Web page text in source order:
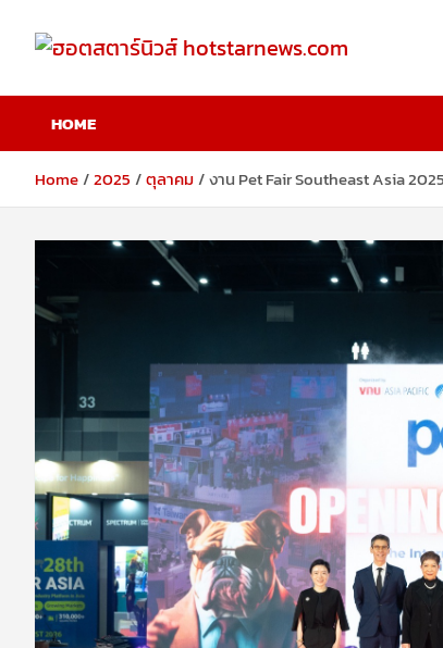
content
ฮอตสตาร์นิวส์
hotstarnews.com
HOME
Home 2025 ตุลาคม งาน Pet Fair Southeast Asia